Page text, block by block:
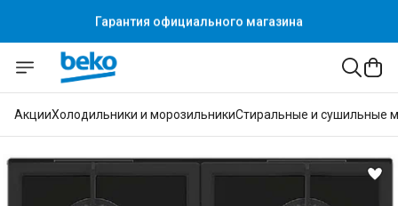
Гарантия официального магазина
АкцииХолодильники и морозильникиСтиральные и сушильные